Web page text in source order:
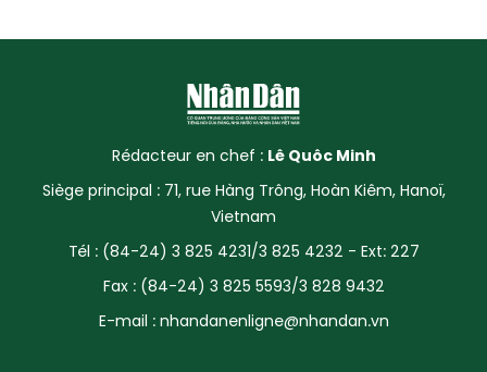
Rédacteur en chef : Lê Quôc Minh
Siège principal : 71, rue Hàng Trông, Hoàn Kiêm, Hanoï,
Vietnam
Tél : (84-24) 3 825 4231/3 825 4232 - Ext: 227
Fax : (84-24) 3 825 5593/3 828 9432
E-mail : nhandanenligne@nhandan.vn